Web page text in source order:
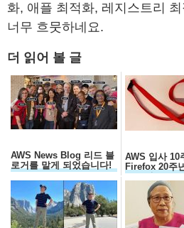
화, 애플 최적화, 레지스트리
너무 흐뭇하네요.
더 읽어 볼 글
AWS News Blog 리드 블
로거를 맡게 되었습니다!
AWS 입사 10
Firefox 20주
30주년...